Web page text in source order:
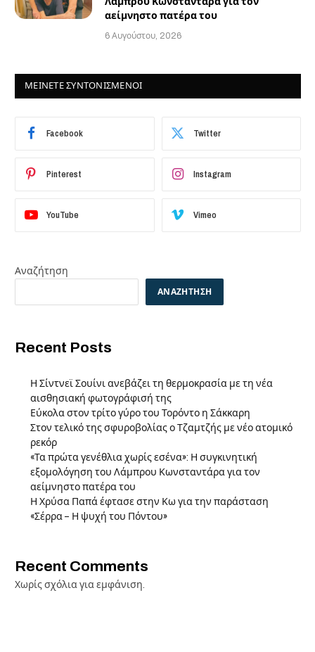
αείμνηστο πατέρα του
6 Αυγούστου, 2026
ΜΕΙΝΕΤΕ ΣΥΝΤΟΝΙΣΜΕΝΟΙ
Facebook Twitter
Pinterest Instagram
YouTube Vimeo
Αναζήτηση
ΑΝΑΖΉΤΗΣΗ
Recent Posts
Η Σίντνεϊ Σουίνι ανεβάζει τη θερμοκρασία με τη νέα
αισθησιακή φωτογράφισή της
Εύκολα στον τρίτο γύρο του Τορόντο η Σάκκαρη
Στον τελικό της σφυροβολίας ο Τζαμτζής με νέο ατομικό
ρεκόρ
«Τα πρώτα γενέθλια χωρίς εσένα»: Η συγκινητική
εξομολόγηση του Λάμπρου Κωνσταντάρα για τον
αείμνηστο πατέρα του
Η Χρύσα Παπά έφτασε στην Κω για την παράσταση
«Σέρρα – Η ψυχή του Πόντου»
Recent Comments
Χωρίς σχόλια για εμφάνιση.